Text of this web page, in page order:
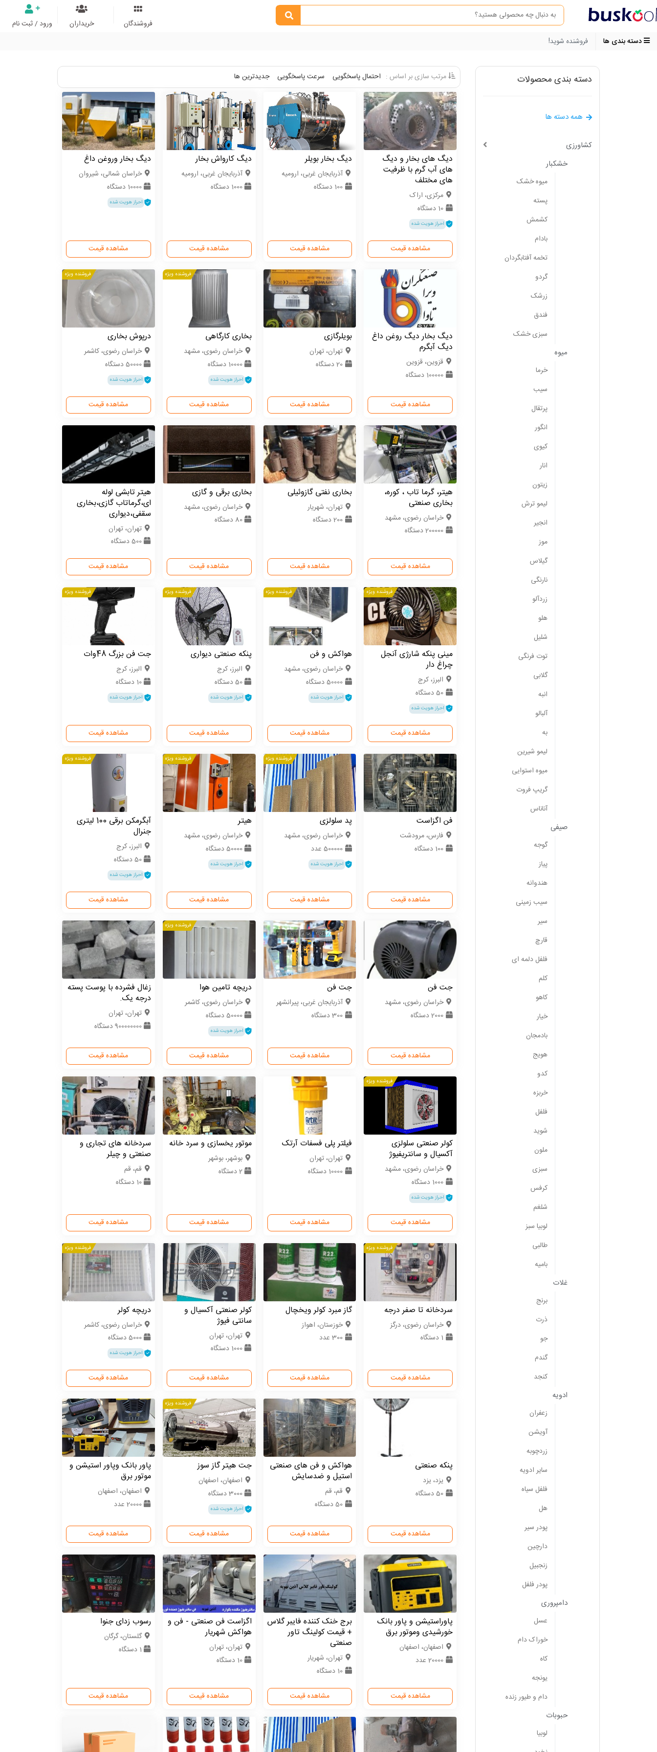
ورود / ثبت نام خریداران
فروشندگان
دسته بندی ها
فروشنده شوید!
مرتب سازی بر اساس : احتمال پاسخگویی سرعت پاسخگویی جدیدترین ها
دیگ های بخار و دیگ
های آب گرم با ظرفیت
های مختلف
مركزی، اراک
10 دستگاه
احراز هویت شده
مشاهده قیمت
دیگ بخار بویلر
آذربایجان غربی، ارومیه
100 دستگاه
مشاهده قیمت
دیگ کارواش بخار
آذربایجان غربی، ارومیه
1000 دستگاه
مشاهده قیمت
دیگ بخار وروغن داغ
خراسان شمالی، شیروان
10000 دستگاه
احراز هویت شده
مشاهده قیمت
دیگ بخار دیگ روغن داغ
دیگ آبگرم
قزوین، قزوین
100000 دستگاه
مشاهده قیمت
بویلرگازی
تهران، تهران
20 دستگاه
مشاهده قیمت
فروشنده ویژه
بخاری کارگاهی
خراسان رضوی، مشهد
10000 دستگاه
احراز هویت شده
مشاهده قیمت
فروشنده ویژه
درپوش بخاری
خراسان رضوی، کاشمر
50000 دستگاه
احراز هویت شده
مشاهده قیمت
هیتر، گرما تاب ، کوره،
بخاری صنعتی
خراسان رضوی، مشهد
200000 دستگاه
مشاهده قیمت
بخاری نفتی گازوئیلی
تهران، شهریار
200 دستگاه
مشاهده قیمت
بخاری برقی و گازی
خراسان رضوی، مشهد
80 دستگاه
مشاهده قیمت
هیتر تابشی لوله
ای،گرماتاب گازی،بخاری
سقفی،دیواری
تهران، تهران
500 دستگاه
مشاهده قیمت
فروشنده ویژه
مینی پنکه شارژی آنجل
چراغ دار
البرز، کرج
50 دستگاه
احراز هویت شده
مشاهده قیمت
فروشنده ویژه
هواکش و فن
خراسان رضوی، مشهد
50000 دستگاه
احراز هویت شده
مشاهده قیمت
فروشنده ویژه
پنکه صنعتی دیواری
البرز، کرج
50 دستگاه
احراز هویت شده
مشاهده قیمت
فروشنده ویژه
جت فن بزرگ 48وات
البرز، کرج
10 دستگاه
احراز هویت شده
مشاهده قیمت
فن اگزاست
فارس، مرودشت
100 دستگاه
مشاهده قیمت
فروشنده ویژه
پد سلولزی
خراسان رضوی، مشهد
500000 عدد
احراز هویت شده
مشاهده قیمت
فروشنده ویژه
هیتر
خراسان رضوی، مشهد
50000 دستگاه
احراز هویت شده
مشاهده قیمت
فروشنده ویژه
آبگرمکن برقی 100 لیتری
جنرال
البرز، کرج
50 دستگاه
احراز هویت شده
مشاهده قیمت
جت فن
خراسان رضوی، مشهد
2000 دستگاه
مشاهده قیمت
جت فن
آذربایجان غربی، پیرانشهر
300 دستگاه
مشاهده قیمت
فروشنده ویژه
دریچه تامین هوا
خراسان رضوی، کاشمر
50000 دستگاه
احراز هویت شده
مشاهده قیمت
زغال فشرده با پوست پسته
درجه یک.
تهران، تهران
900000000 دستگاه
مشاهده قیمت
فروشنده ویژه
کولر صنعتی سلولزی
آکسیال و سانتریفیوژ
خراسان رضوی، مشهد
1000 دستگاه
احراز هویت شده
مشاهده قیمت
فیلتر پلی فسفات آرتک
تهران، تهران
10000 دستگاه
مشاهده قیمت
موتور یخسازی و سرد خانه
بوشهر، بوشهر
2 دستگاه
مشاهده قیمت
سردخانه های تجاری و
صنعتی و چیلر
قم، قم
10 دستگاه
مشاهده قیمت
فروشنده ویژه
سردخانه تا صفر درجه
خراسان رضوی، درگز
1 دستگاه
مشاهده قیمت
گاز مبرد کولر ویخچال
خوزستان، اهواز
300 عدد
مشاهده قیمت
کولر صنعتی آکسیال و
سانتی فیوژ
تهران، تهران
1000 دستگاه
مشاهده قیمت
فروشنده ویژه
دریچه کولر
خراسان رضوی، کاشمر
5000 دستگاه
احراز هویت شده
مشاهده قیمت
پنکه صنعتی
یزد، یزد
50 دستگاه
مشاهده قیمت
هواکش و فن های صنعتی
استیل و ضدسایش
قم، قم
50 دستگاه
مشاهده قیمت
فروشنده ویژه
جت هیتر گاز سوز
اصفهان، اصفهان
3000 دستگاه
احراز هویت شده
مشاهده قیمت
پاور بانک وپاور استیشن و
موتور برق
اصفهان، اصفهان
20000 عدد
مشاهده قیمت
پاوراستیشن و پاور بانک
خورشیدی وموتور برق
اصفهان، اصفهان
20000 عدد
مشاهده قیمت
برج خنک کننده فایبر گلاس
+ قیمت کولینگ تاور
صنعتی
تهران، شهریار
10 دستگاه
مشاهده قیمت
اگزاست فن صنعتی - فن و
هواکش شهریار
تهران، تهران
10 دستگاه
مشاهده قیمت
رسوب زدای جنوا
گلستان، گرگان
1 دستگاه
مشاهده قیمت
دسته بندی محصولات
همه دسته ها
کشاورزی
خشکبار
میوه خشک
پسته
کشمش
بادام
تخمه آفتابگردان
گردو
زرشک
فندق
سبزی خشک
میوه
خرما
سیب
پرتقال
انگور
کیوی
انار
زیتون
لیمو ترش
انجیر
موز
گیلاس
نارنگی
زردآلو
هلو
شلیل
توت فرنگی
گلابی
انبه
آلبالو
به
لیمو شیرین
میوه استوایی
گریپ فروت
آناناس
صیفی
گوجه
پیاز
هندوانه
سیب زمینی
سیر
قارچ
فلفل دلمه ای
کلم
کاهو
خیار
بادمجان
هویج
کدو
خربزه
فلفل
شوید
ملون
سبزی
کرفس
شلغم
لوبیا سبز
طالبی
بامیه
غلات
برنج
ذرت
جو
گندم
کنجد
ادویه
زعفران
آویشن
زردچوبه
سایر ادویه
فلفل سیاه
هل
پودر سیر
دارچین
زنجبیل
پودر فلفل
دامپروری
عسل
خوراک دام
کاه
یونجه
دام و طیور زنده
حبوبات
لوبیا